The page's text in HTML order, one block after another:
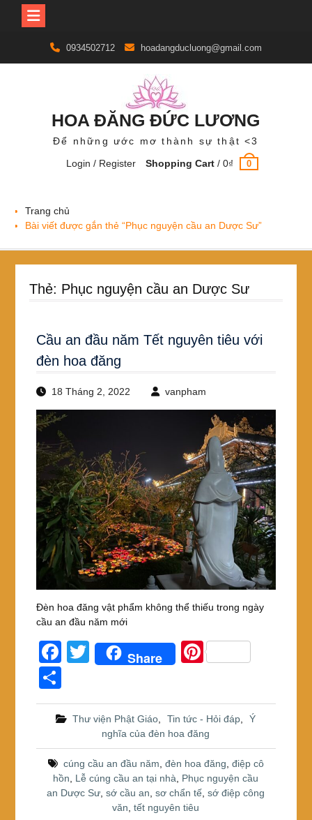
content
0934502712 hoadangducluong@gmail.com
HOA ĐĂNG ĐỨC LƯƠNG
Để những ước mơ thành sự thật <3
Login / Register
Shopping Cart /0₫ 0
Trang chủ
Bài viết được gắn thẻ “Phục nguyện cầu an Dược Sư”
Thẻ: Phục nguyện cầu an Dược Sư
Cầu an đầu năm Tết nguyên tiêu với
đèn hoa đăng
18 Tháng 2, 2022 vanpham
Đèn hoa đăng vật phẩm không thể thiếu trong ngày
cầu an đầu năm mới
F
a
c
e
b
o
o
T
tt
er
Share
Pi
er
e
st
h
ar
e
Thư viện Phật Giáo, Tin tức - Hỏi đáp,
Ý
nghĩa của đèn hoa đăng
cúng cầu an đầu năm, đèn hoa đăng, điệp cô
hồn, Lễ cúng cầu an tại nhà, Phục nguyện cầu
an Dược Sư,sớ cầu an,sơ chẩn tế,sớ điệp công
văn,tết nguyên tiêu